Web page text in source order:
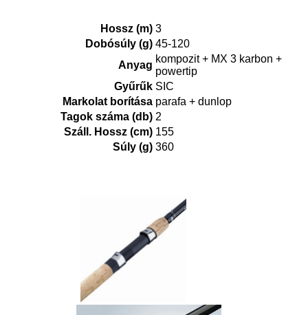
Hossz (m) 3
Dobósúly (g) 45-120
Anyag
kompozit + MX 3 karbon +
powertip
Gyűrűk SIC
Markolat borítása parafa + dunlop
Tagok száma (db) 2
Száll. Hossz (cm) 155
Súly (g) 360